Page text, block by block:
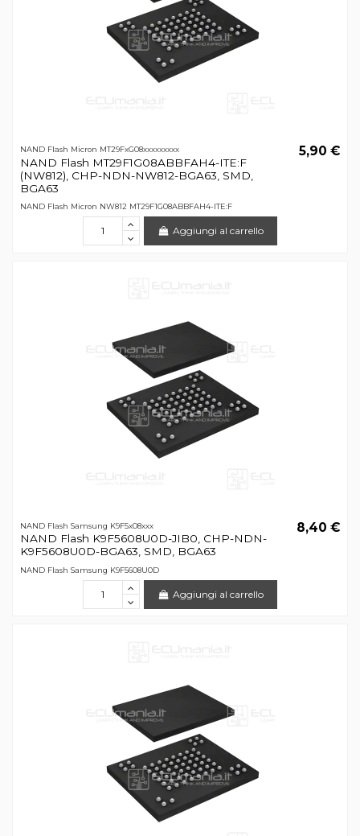
NAND Flash Micron MT29FxG08xxxxxxxxx
NAND Flash MT29F1G08ABBFAH4-ITE:F
(NW812), CHP-NDN-NW812-BGA63, SMD,
BGA63
5,90 €
NAND Flash Micron NW812 MT29F1G08ABBFAH4-ITE:F
Aggiungi al carrello
NAND Flash Samsung K9F5x08xxx
NAND Flash K9F5608U0D-JIB0, CHP-NDN-
K9F5608U0D-BGA63, SMD, BGA63
8,40 €
NAND Flash Samsung K9F5608U0D
Aggiungi al carrello